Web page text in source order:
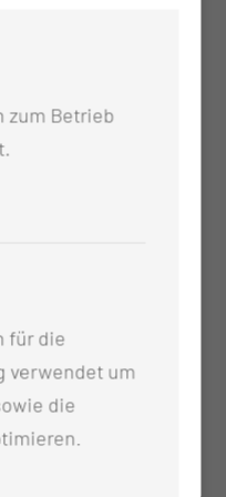
es um die Zukunft
und die klügsten
die Orte, an
gesetzt
oder München. Ich
die Koryphäen der
Stammgäste in
gibt die
dafür einen ersten
der richtige Ort
gemeinsame
Aufbau einer starken,
zum Betrieb
für die
verwendet um
die